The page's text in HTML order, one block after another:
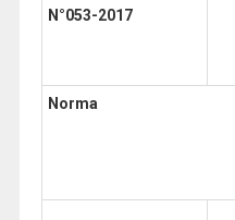
N°053-2017
Norma